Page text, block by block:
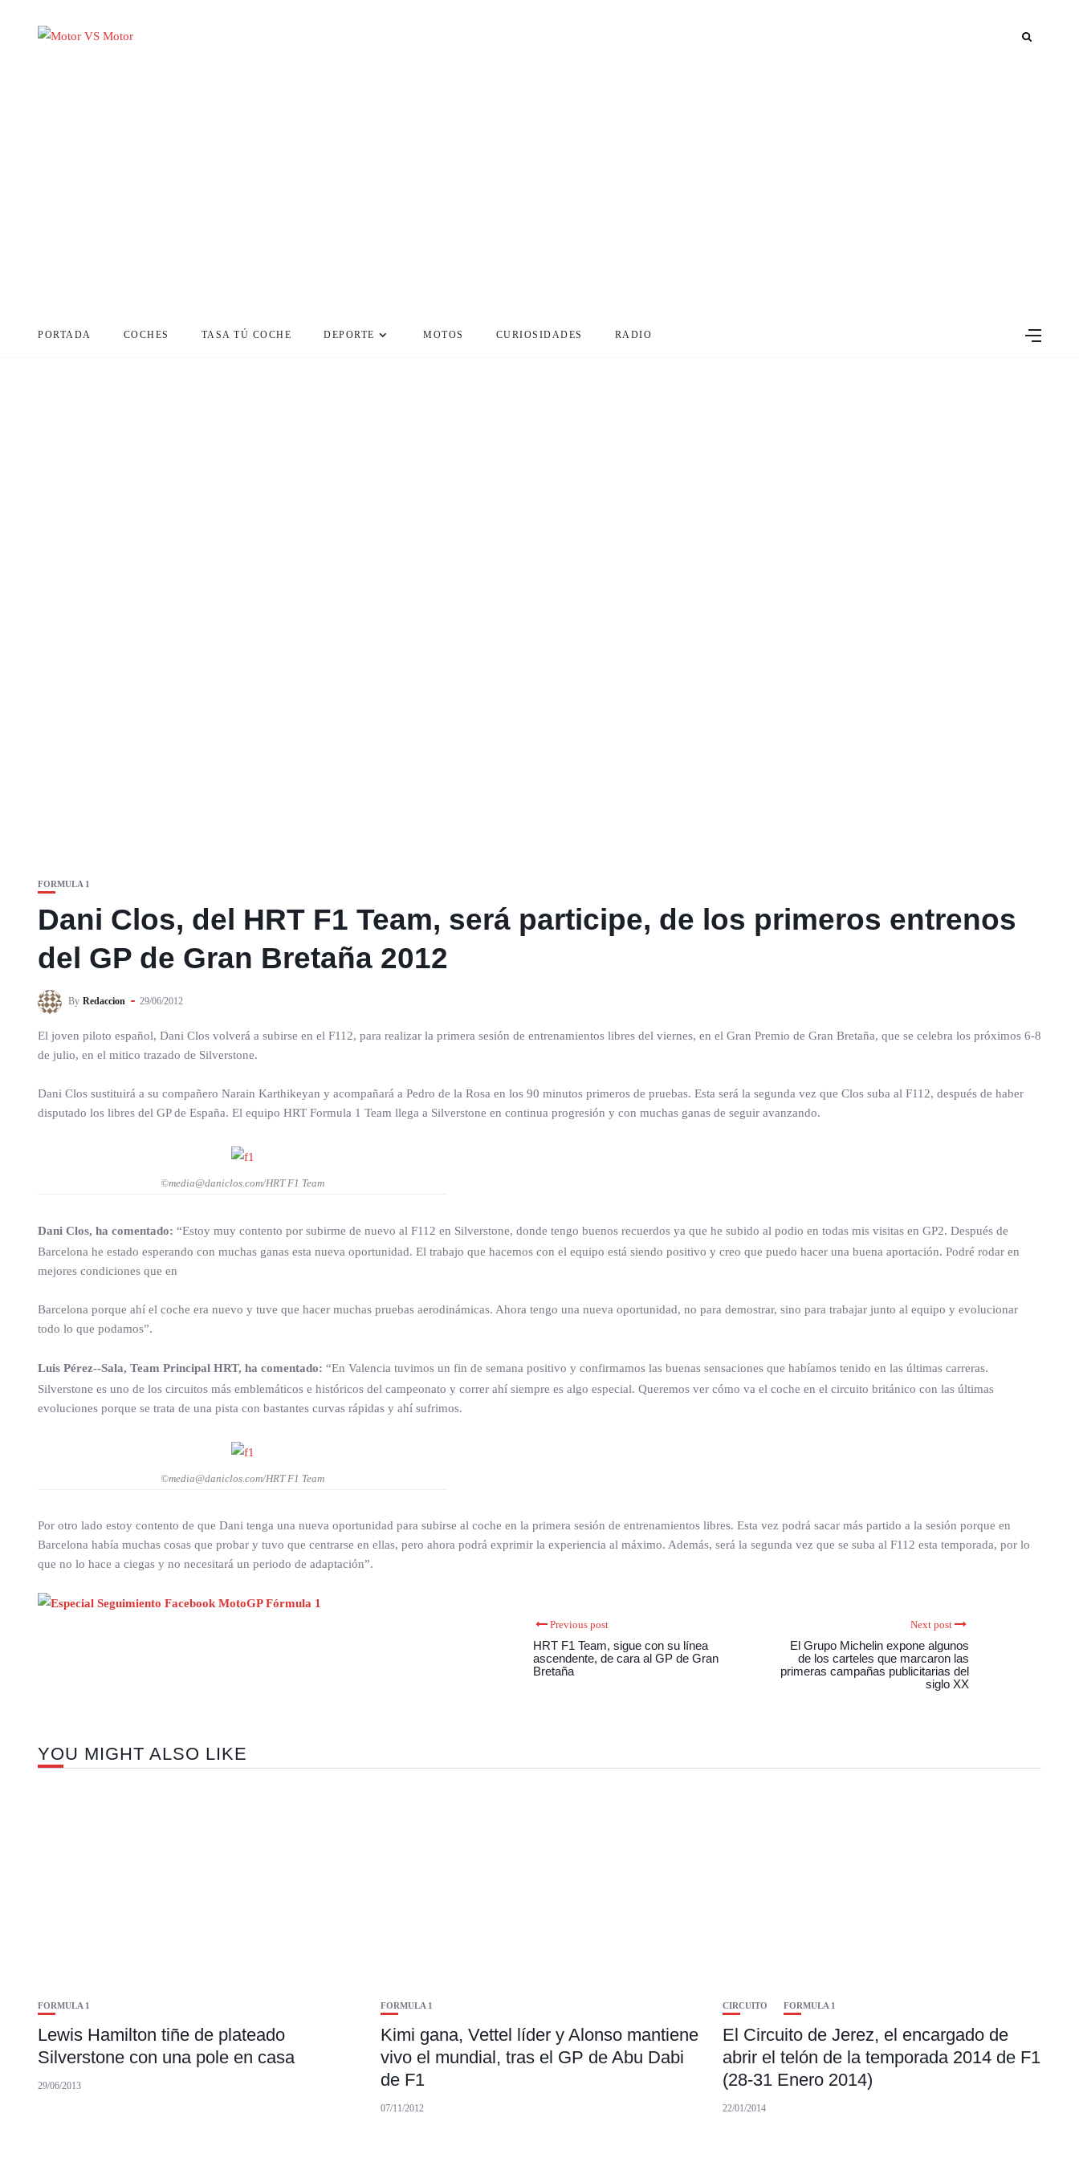
PORTADA COCHES TASA TÚ COCHE DEPORTE MOTOS CURIOSIDADES RADIO
FORMULA 1
Dani Clos, del HRT F1 Team, será participe, de los primeros entrenos
del GP de Gran Bretaña 2012
By Redaccion 29/06/2012
El joven piloto español, Dani Clos volverá a subirse en el F112, para realizar la primera sesión de entrenamientos libres del viernes, en el Gran Premio de Gran Bretaña, que se celebra los próximos 6-8
de julio, en el mitico trazado de Silverstone.
Dani Clos sustituirá a su compañero Narain Karthikeyan y acompañará a Pedro de la Rosa en los 90 minutos primeros de pruebas. Esta será la segunda vez que Clos suba al F112, después de haber
disputado los libres del GP de España. El equipo HRT Formula 1 Team llega a Silverstone en continua progresión y con muchas ganas de seguir avanzando.
©media@daniclos.com/HRT F1 Team
Dani Clos, ha comentado: “Estoy muy contento por subirme de nuevo al F112 en Silverstone, donde tengo buenos recuerdos ya que he subido al podio en todas mis visitas en GP2. Después de
Barcelona he estado esperando con muchas ganas esta nueva oportunidad. El trabajo que hacemos con el equipo está siendo positivo y creo que puedo hacer una buena aportación. Podré rodar en
mejores condiciones que en
Barcelona porque ahí el coche era nuevo y tuve que hacer muchas pruebas aerodinámicas. Ahora tengo una nueva oportunidad, no para demostrar, sino para trabajar junto al equipo y evolucionar
todo lo que podamos”.
Luis Pérez-­‐Sala, Team Principal HRT, ha comentado: “En Valencia tuvimos un fin de semana positivo y confirmamos las buenas sensaciones que habíamos tenido en las últimas carreras.
Silverstone es uno de los circuitos más emblemáticos e históricos del campeonato y correr ahí siempre es algo especial. Queremos ver cómo va el coche en el circuito británico con las últimas
evoluciones porque se trata de una pista con bastantes curvas rápidas y ahí sufrimos.
©media@daniclos.com/HRT F1 Team
Por otro lado estoy contento de que Dani tenga una nueva oportunidad para subirse al coche en la primera sesión de entrenamientos libres. Esta vez podrá sacar más partido a la sesión porque en
Barcelona había muchas cosas que probar y tuvo que centrarse en ellas, pero ahora podrá exprimir la experiencia al máximo. Además, será la segunda vez que se suba al F112 esta temporada, por lo
que no lo hace a ciegas y no necesitará un periodo de adaptación”.
Previous post
HRT F1 Team, sigue con su línea
ascendente, de cara al GP de Gran
Bretaña
Next post
El Grupo Michelin expone algunos
de los carteles que marcaron las
primeras campañas publicitarias del
siglo XX
YOU MIGHT ALSO LIKE
FORMULA 1
Lewis Hamilton tiñe de plateado
Silverstone con una pole en casa
29/06/2013
FORMULA 1
Kimi gana, Vettel líder y Alonso mantiene
vivo el mundial, tras el GP de Abu Dabi
de F1
07/11/2012
CIRCUITO FORMULA 1
El Circuito de Jerez, el encargado de
abrir el telón de la temporada 2014 de F1
(28-31 Enero 2014)
22/01/2014